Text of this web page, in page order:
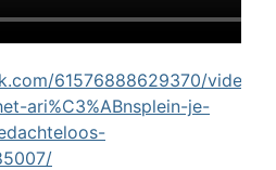
61576888629370/videos/
ari%C3%ABnsplein-je-